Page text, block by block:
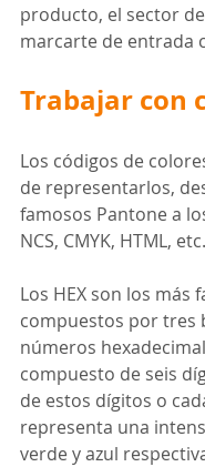
producto, el sector
marcarte de entrada
Trabajar con
Los códigos de
de representarlos,
famosos Pantone a
NCS, CMYK, HTML, etc.
Los HEX son los más
compuestos por tres
números
compuesto de seis
de estos dígitos o
representa una
verde y azul